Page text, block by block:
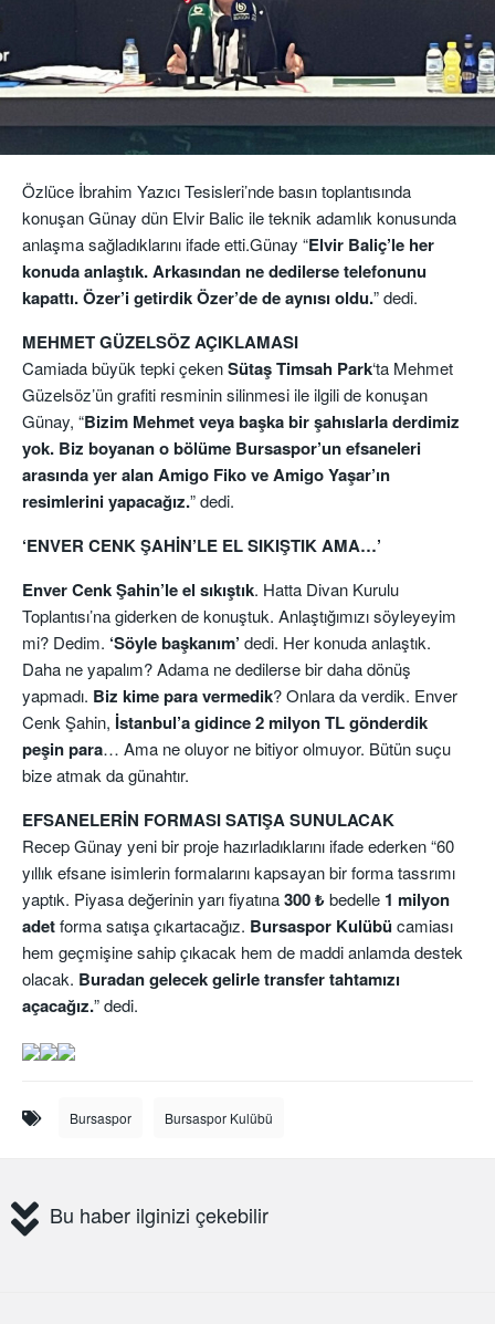
Özlüce İbrahim Yazıcı Tesisleri’nde basın toplantısında
konuşan Günay dün Elvir Balic ile teknik adamlık konusunda
anlaşma sağladıklarını ifade etti.Günay “Elvir Baliç’le her
konuda anlaştık. Arkasından ne dedilerse telefonunu
kapattı. Özer’i getirdik Özer’de de aynısı oldu.” dedi.
MEHMET GÜZELSÖZ AÇIKLAMASI
Camiada büyük tepki çekenSütaş Timsah Park‘ta Mehmet
Güzelsöz’ün grafiti resminin silinmesi ile ilgili de konuşan
Günay, “Bizim Mehmet veya başka bir şahıslarla derdimiz
yok. Biz boyanan o bölüme Bursaspor’un efsaneleri
arasında yer alan Amigo Fiko ve Amigo Yaşar’ın
resimlerini yapacağız.” dedi.
‘ENVER CENK ŞAHİN’LE EL SIKIŞTIK AMA…’
Enver Cenk Şahin’le el sıkıştık. Hatta Divan Kurulu
Toplantısı’na giderken de konuştuk. Anlaştığımızı söyleyeyim
mi? Dedim. ‘Söyle başkanım’ dedi. Her konuda anlaştık.
Daha ne yapalım? Adama ne dedilerse bir daha dönüş
yapmadı. Biz kime para vermedik? Onlara da verdik. Enver
Cenk Şahin, İstanbul’a gidince 2 milyon TL gönderdik
peşin para… Ama ne oluyor ne bitiyor olmuyor. Bütün suçu
bize atmak da günahtır.
EFSANELERİN FORMASI SATIŞA SUNULACAK
Recep Günay yeni bir proje hazırladıklarını ifade ederken “60
yıllık efsane isimlerin formalarını kapsayan bir forma tassrımı
yaptık. Piyasa değerinin yarı fiyatına300 ₺bedelle 1 milyon
adetforma satışa çıkartacağız. Bursaspor Kulübücamiası
hem geçmişine sahip çıkacak hem de maddi anlamda destek
olacak. Buradan gelecek gelirle transfer tahtamızı
açacağız.” dedi.
Bursaspor Bursaspor Kulübü
Bu haber ilginizi çekebilir